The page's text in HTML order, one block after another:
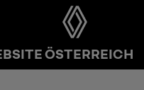
ÖSTERREICH